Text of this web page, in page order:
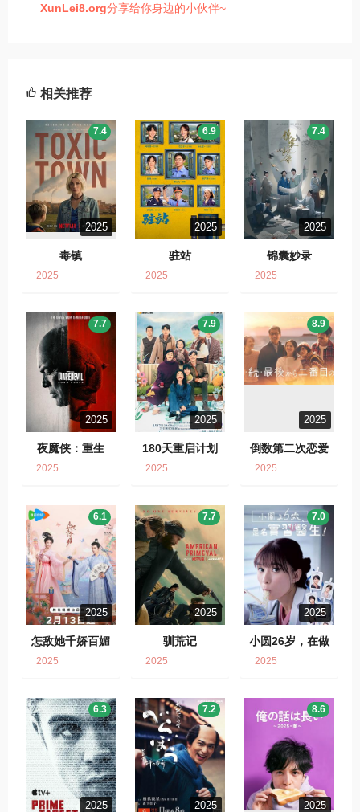
XunLei8.org分享给你身边的小伙伴~
相关推荐
2025
毒镇
7.4
2025
2025
驻站
6.9
2025
2025
锦囊妙录
7.4
2025
2025
夜魔侠：重生
7.7
2025
2025
180天重启计划
7.9
2025
2025
倒数第二次恋爱
8.9
2025
2025
怎敌她千娇百媚
6.1
2025
2025
驯荒记
7.7
2025
2025
小圆26岁，在做
实习医生！
7.0
2025
2025
6.3
2025
7.2
2025
8.6